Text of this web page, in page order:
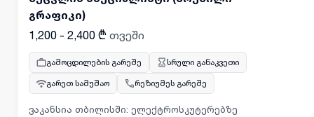
გრაფიკი)
1,200 - 2,400 ₾ თვეში
გამოცდილების გარეშე
სრული განაკვეთი
გარეთ სამუშაო
რეზიუმეს გარეშე
ვაკანსია თბილისში: ელექტროსკუტერებზე